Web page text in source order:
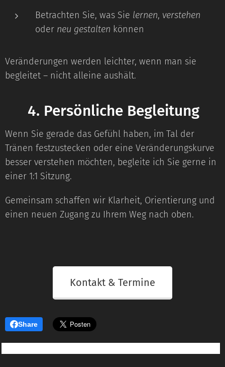
Betrachten Sie, was Sie lernen, verstehen
oder neu gestalten können
Veränderungen werden leichter, wenn man sie
begleitet – nicht alleine aushält.
4. Persönliche Begleitung
Wenn Sie gerade das Gefühl haben, im Tal der
Tränen festzustecken oder eine Veränderungskurve
besser verstehen möchten, begleite ich Sie gerne in
einer 1:1 Sitzung.
Gemeinsam schaffen wir Klarheit, Orientierung und
einen neuen Zugang zu Ihrem Weg nach oben.
Kontakt & Termine
Share